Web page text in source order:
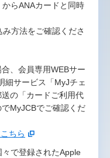
からANAカードと同時
方法をご確認くださ
、会員専用WEBサー
細サービス「MyJチェ
の「カードご利用代
MyJCBでご確認くだ
ちら
で登録されたApple